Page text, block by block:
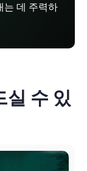
는 데 주력하
실 수 있